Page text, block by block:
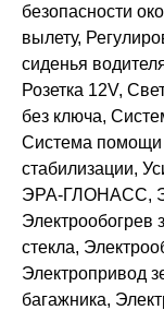
безопасности
вылету,
сиденья
Розетка 12V,
без ключа,
Система помощи
стабилизации,
ЭРА-ГЛОНАСС,
Электрообогрев
стекла,
Электропривод
багажника,